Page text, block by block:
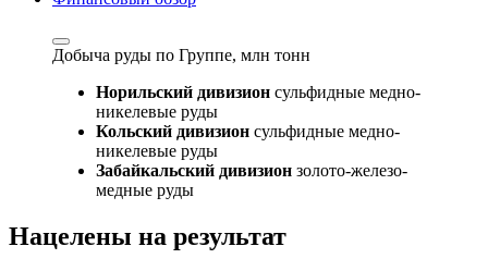
Добыча руды по Группе, млн тонн
Норильский дивизион сульфидные медно-
никелевые руды
Кольский дивизион сульфидные медно-
никелевые руды
Забайкальский дивизион золото-железо-
медные руды
Нацелены на результат